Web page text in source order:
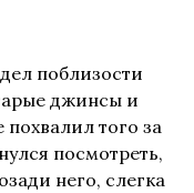
поблизости
джинсы и
того за
посмотреть,
него, слегка